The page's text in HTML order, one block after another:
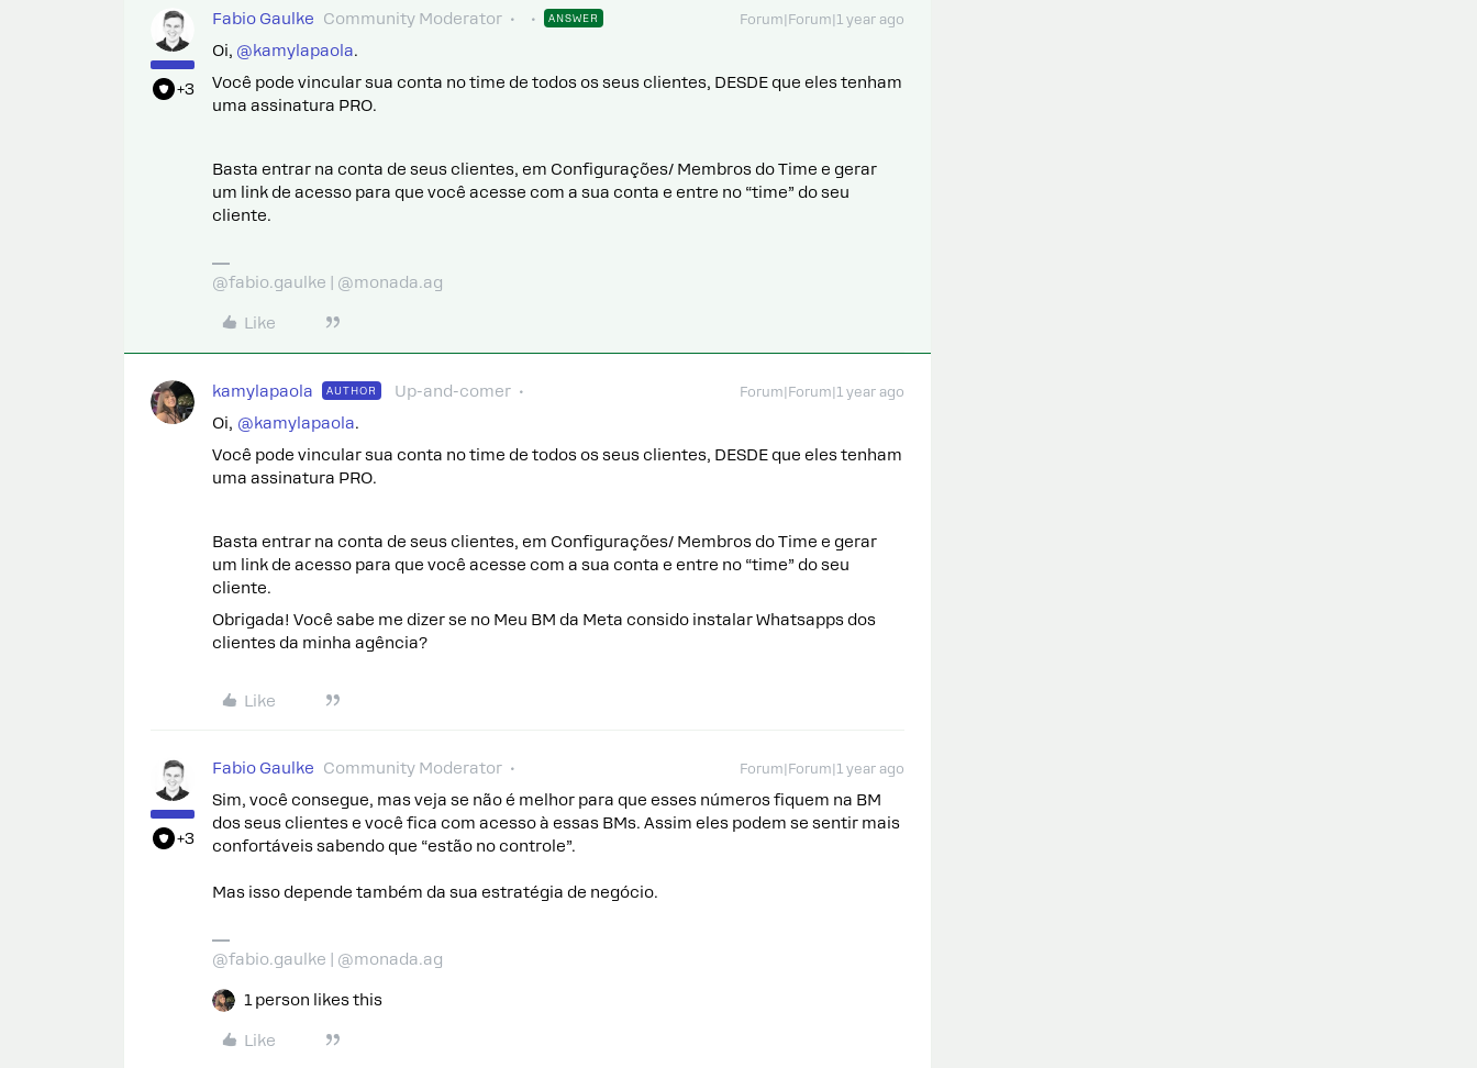
+3
Fabio Gaulke Community Moderator ANSWER Forum|Forum|1 year ago
Oi, @kamylapaola.
Você pode vincular sua conta no time de todos os seus clientes, DESDE que eles tenham
uma assinatura PRO.
Basta entrar na conta de seus clientes, em Configurações/ Membros do Time e gerar
um link de acesso para que você acesse com a sua conta e entre no “time” do seu
cliente.
@fabio.gaulke | @monada.ag
Like
kamylapaola AUTHOR Up-and-comer Forum|Forum|1 year ago
Oi, @kamylapaola.
Você pode vincular sua conta no time de todos os seus clientes, DESDE que eles tenham
uma assinatura PRO.
Basta entrar na conta de seus clientes, em Configurações/ Membros do Time e gerar
um link de acesso para que você acesse com a sua conta e entre no “time” do seu
cliente.
Obrigada! Você sabe me dizer se no Meu BM da Meta consido instalar Whatsapps dos
clientes da minha agência?
Like
+3
Fabio Gaulke Community Moderator Forum|Forum|1 year ago
Sim, você consegue, mas veja se não é melhor para que esses números fiquem na BM
dos seus clientes e você fica com acesso à essas BMs. Assim eles podem se sentir mais
confortáveis sabendo que “estão no controle”.
Mas isso depende também da sua estratégia de negócio.
@fabio.gaulke | @monada.ag
1 person likes this
Like